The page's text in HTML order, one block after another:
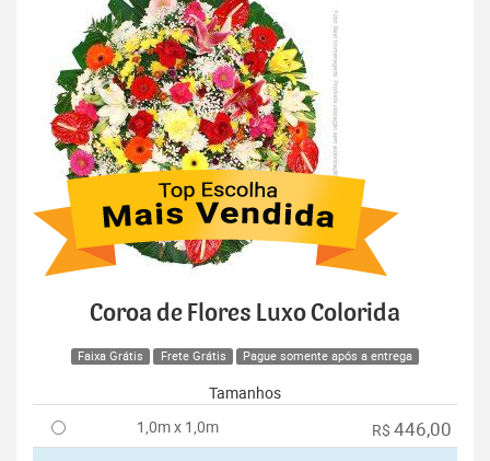
Coroa de Flores Luxo Colorida
Faixa Grátis Frete Grátis Pague somente após a entrega
Tamanhos
1,0m x 1,0m
R$ 446,00